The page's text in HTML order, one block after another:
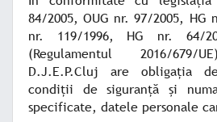
84/2005, OUG nr. 97/2005, HG
nr. 119/1996, HG nr. 64/
(Regulamentul 2016/
D.J.E.P.Cluj are obligația
condiții de siguranță și
specificate, datele personale